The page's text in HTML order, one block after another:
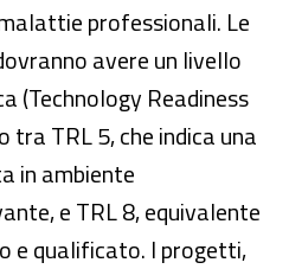
professionali. Le
avere un livello
(Technology Readiness
tra TRL 5, che indica una
in ambiente
e TRL 8, equivalente
e qualificato. I progetti,